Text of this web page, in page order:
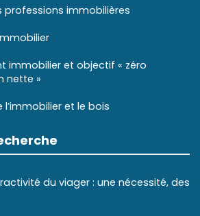
professions immobilières
immobilier et objectif « zéro
nette »
l’immobilier et le bois
du viager : une nécessité, des